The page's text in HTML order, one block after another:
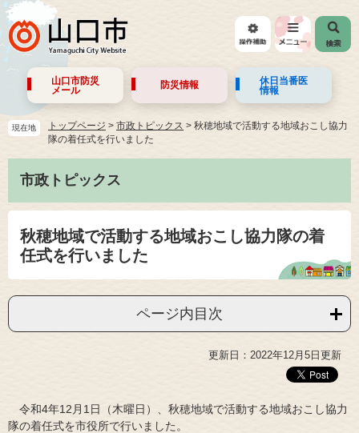
山口市防災
メール
防災情報
休日当番医
情報
現在地 トップページ > 市政トピックス > 秋穂地域で活動する地域おこし協力
隊の着任式を行いました
市政トピックス
秋穂地域で活動する地域おこし協力隊の着
任式を行いました
ページ内目次
更新日：2022年12月5日更新
令和4年12月1日（木曜日）、秋穂地域で活動する地域おこし協力
隊の着任式を市役所で行いました。